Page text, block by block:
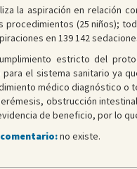
la aspiración en relación
(25 niños);
en 139 142
estricto del
el sistema sanitario ya
médico diagnóstico
obstrucción
de beneficio, por lo
no existe.